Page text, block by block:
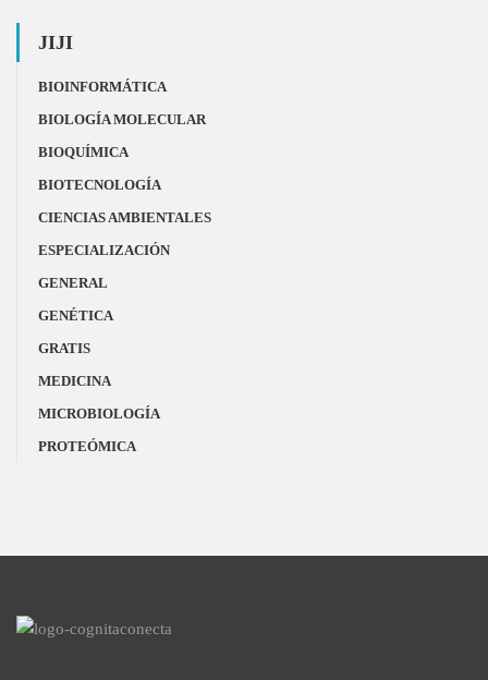
JIJI
BIOINFORMÁTICA
BIOLOGÍA MOLECULAR
BIOQUÍMICA
BIOTECNOLOGÍA
CIENCIAS AMBIENTALES
ESPECIALIZACIÓN
GENERAL
GENÉTICA
GRATIS
MEDICINA
MICROBIOLOGÍA
PROTEÓMICA